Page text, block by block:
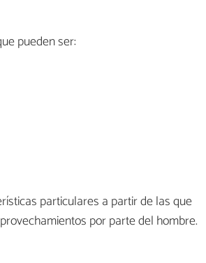
pueden ser:
particulares a partir de las que
por parte del hombre.